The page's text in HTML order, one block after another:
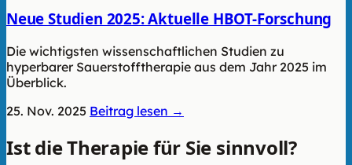
Neue Studien 2025: Aktuelle HBOT-Forschung
Die wichtigsten wissenschaftlichen Studien zu
hyperbarer Sauerstofftherapie aus dem Jahr 2025 im
Überblick.
25. Nov. 2025 Beitrag lesen →
Ist die Therapie für Sie sinnvoll?